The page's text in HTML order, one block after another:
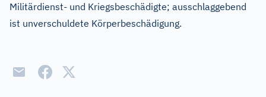
Militärdienst- und Kriegsbeschädigte; ausschlaggebend
ist unverschuldete Körperbeschädigung.